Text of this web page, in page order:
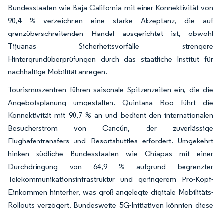
Bundesstaaten wie Baja California mit einer Konnektivität von
90,4 % verzeichnen eine starke Akzeptanz, die auf
grenzüberschreitenden Handel ausgerichtet ist, obwohl
Tijuanas Sicherheitsvorfälle strengere
Hintergrundüberprüfungen durch das staatliche Institut für
nachhaltige Mobilität anregen.
Tourismuszentren führen saisonale Spitzenzeiten ein, die die
Angebotsplanung umgestalten. Quintana Roo führt die
Konnektivität mit 90,7 % an und bedient den internationalen
Besucherstrom von Cancún, der zuverlässige
Flughafentransfers und Resortshuttles erfordert. Umgekehrt
hinken südliche Bundesstaaten wie Chiapas mit einer
Durchdringung von 64,9 % aufgrund begrenzter
Telekommunikationsinfrastruktur und geringerem Pro-Kopf-
Einkommen hinterher, was groß angelegte digitale Mobilitäts-
Rollouts verzögert. Bundesweite 5G-Initiativen könnten diese